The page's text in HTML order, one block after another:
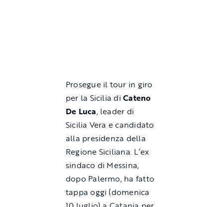
Prosegue il tour in giro
per la Sicilia diCateno
De Luca, leader di
Sicilia Vera e candidato
alla presidenza della
Regione Siciliana. L’ex
sindaco di Messina,
dopo Palermo, ha fatto
tappa oggi (domenica